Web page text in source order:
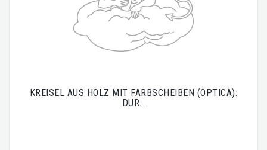
KREISEL AUS HOLZ MIT FARBSCHEIBEN (OPTICA):
DUR…